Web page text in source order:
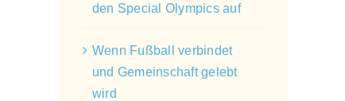
den Special Olympics auf
Wenn Fußball verbindet
und Gemeinschaft gelebt
wird